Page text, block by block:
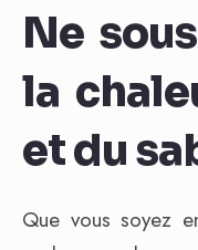
Ne
la
et du
Que vous soyez